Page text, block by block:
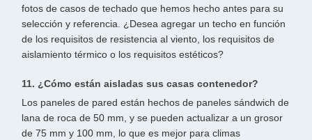
fotos de casos de techado que hemos hecho antes para su
selección y referencia. ¿Desea agregar un techo en función
de los requisitos de resistencia al viento, los requisitos de
aislamiento térmico o los requisitos estéticos?
11. ¿Cómo están aisladas sus casas contenedor?
Los paneles de pared están hechos de paneles sándwich de
lana de roca de 50 mm, y se pueden actualizar a un grosor
de 75 mm y 100 mm, lo que es mejor para climas